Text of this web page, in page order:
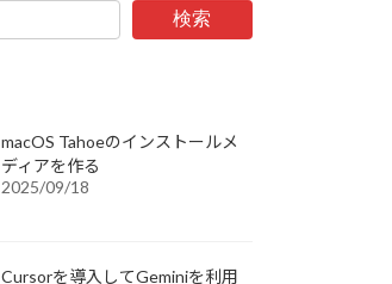
検索
macOS Tahoeのインストールメ
ディアを作る
2025/09/18
Cursorを導入してGeminiを利用